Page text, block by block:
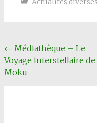
Actualités diverses
Navigation
Article
← Médiathèque – Le
Voyage interstellaire de
Moku